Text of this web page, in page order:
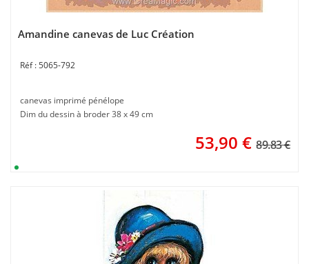
Amandine canevas de Luc Création
5065-792
canevas imprimé pénélope
Dim du dessin à broder 38 x 49 cm
53,90 € 89.83 €